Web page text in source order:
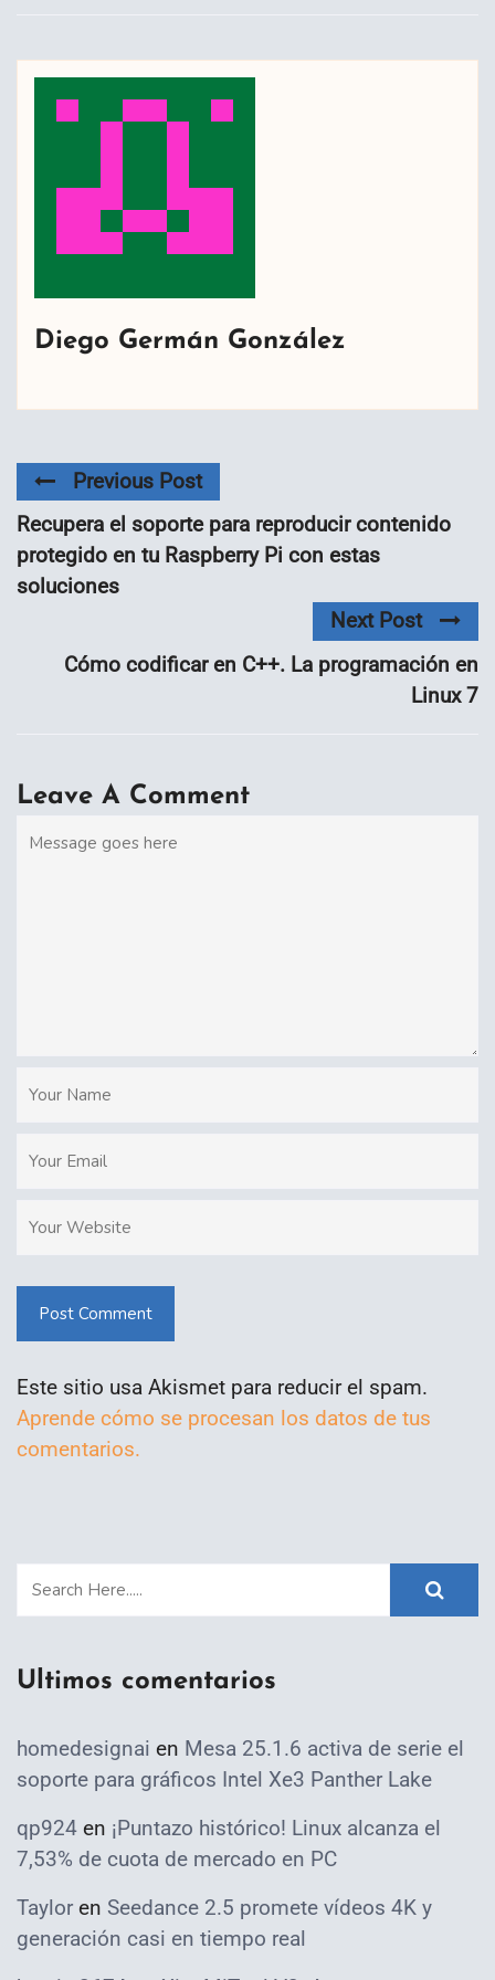
Diego Germán González
Previous Post
Recupera el soporte para reproducir contenido
protegido en tu Raspberry Pi con estas
soluciones
Next Post
Cómo codificar en C++. La programación en
Linux 7
Leave A Comment
Post Comment
Este sitio usa Akismet para reducir el spam.
Aprende cómo se procesan los datos de tus
comentarios.
Ultimos comentarios
homedesignai en Mesa 25.1.6 activa de serie el
soporte para gráficos Intel Xe3 Panther Lake
qp924 en ¡Puntazo histórico! Linux alcanza el
7,53% de cuota de mercado en PC
Taylor en Seedance 2.5 promete vídeos 4K y
generación casi en tiempo real